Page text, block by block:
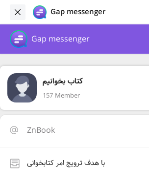
Gap messenger
Gap messenger
کتاب بخوانیم
157 Member
ZnBook
با هدف ترویج امر کتابخوانی